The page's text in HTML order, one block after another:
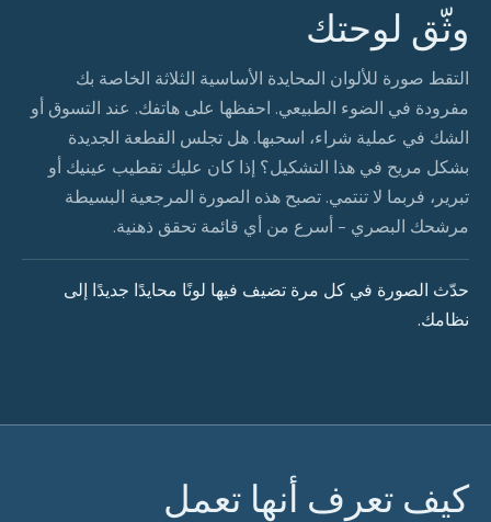
وثّق لوحتك
التقط صورة للألوان المحايدة الأساسية الثلاثة الخاصة بك
مفرودة في الضوء الطبيعي. احفظها على هاتفك. عند التسوق أو
الشك في عملية شراء، اسحبها. هل تجلس القطعة الجديدة
بشكل مريح في هذا التشكيل؟ إذا كان عليك تقطيب عينيك أو
تبرير، فربما لا تنتمي. تصبح هذه الصورة المرجعية البسيطة
مرشحك البصري - أسرع من أي قائمة تحقق ذهنية.
حدّث الصورة في كل مرة تضيف فيها لونًا محايدًا جديدًا إلى
نظامك.
كيف تعرف أنها تعمل